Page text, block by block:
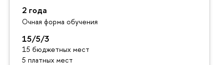
2 года
Очная форма обучения
15/5/3
15 бюджетных мест
5 платных мест